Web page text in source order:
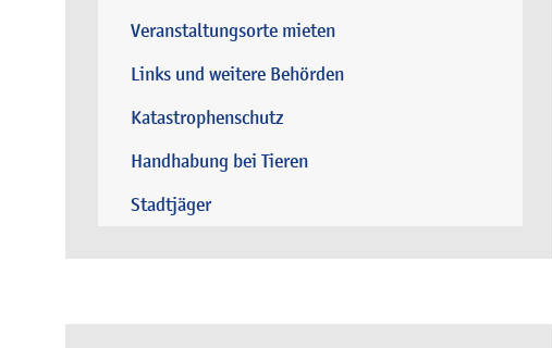
Veranstaltungsorte mieten
Links und weitere Behörden
Katastrophenschutz
Handhabung bei Tieren
Stadtjäger